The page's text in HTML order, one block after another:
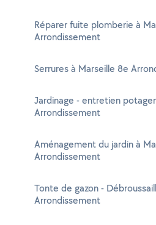
Réparer fuite plomberie à
Arrondissement
Serrures à Marseille 8e
Jardinage - entretien
Arrondissement
Aménagement du jardin à
Arrondissement
Tonte de gazon -
Arrondissement